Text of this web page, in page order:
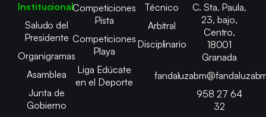
Institucional
Saludo del
Presidente
Organigramas
Asamblea
Junta de
Gobierno
Competiciones
Pista
Competiciones
Playa
Liga Edúcate
en el Deporte
Técnico
Arbitral
Disciplinario
C. Sta. Paula,
23, bajo,
Centro,
18001
Granada
958 27 64
32